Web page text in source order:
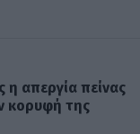
απεργία πείνας
κορυφή της